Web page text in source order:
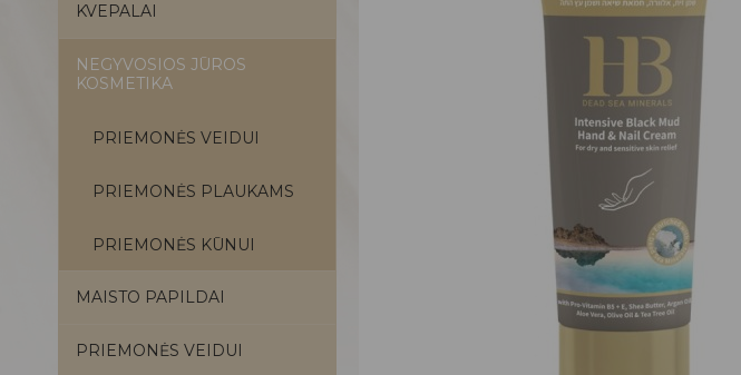
KVEPALAI
NEGYVOSIOS JŪROS
KOSMETIKA
PRIEMONĖS VEIDUI
PRIEMONĖS PLAUKAMS
PRIEMONĖS KŪNUI
MAISTO PAPILDAI
PRIEMONĖS VEIDUI